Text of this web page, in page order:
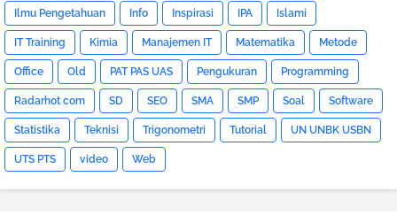
Ilmu Pengetahuan Info Inspirasi IPA Islami
IT Training Kimia Manajemen IT Matematika Metode
Office Old PAT PAS UAS Pengukuran Programming
Radarhot com SD SEO SMA SMP Soal Software
Statistika Teknisi Trigonometri Tutorial UN UNBK USBN
UTS PTS video Web